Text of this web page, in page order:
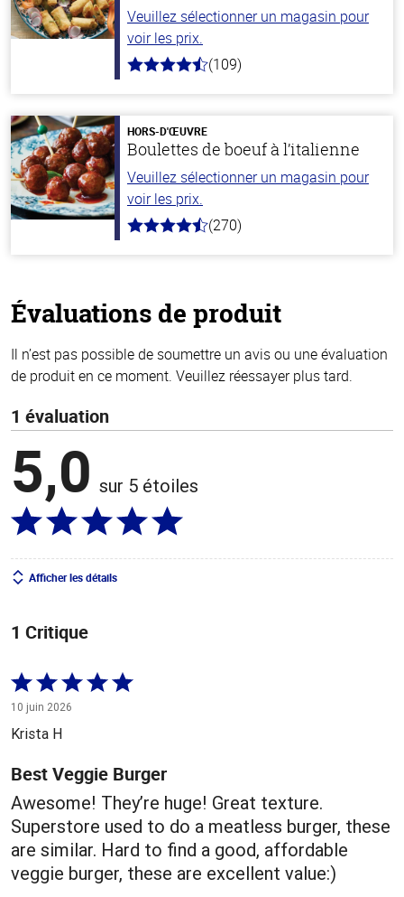
Veuillez sélectionner un magasin pour
voir les prix.
4.8
stars
(109)
HORS-D'ŒUVRE
Boulettes de boeuf à l’italienne
Veuillez sélectionner un magasin pour
voir les prix.
4.5
(270)
Évaluations de produit
Il n’est pas possible de soumettre un avis ou une évaluation
de produit en ce moment. Veuillez réessayer plus tard.
1 évaluation
5,0 sur 5 étoiles
Afficher les détails
1 Critique
Coté
5 sur
5
10 juin 2026
Krista H
Best Veggie Burger
Awesome! They’re huge! Great texture.
Superstore used to do a meatless burger, these
are similar. Hard to find a good, affordable
veggie burger, these are excellent value:)